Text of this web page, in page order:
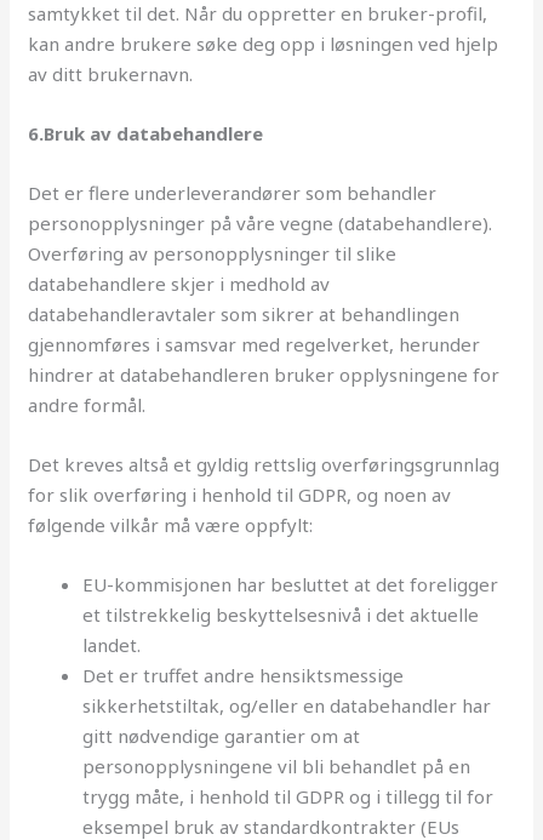
samtykket til det. Når du oppretter en bruker-profil,
kan andre brukere søke deg opp i løsningen ved hjelp
av ditt brukernavn.
6.Bruk av databehandlere
Det er flere underleverandører som behandler
personopplysninger på våre vegne (databehandlere).
Overføring av personopplysninger til slike
databehandlere skjer i medhold av
databehandleravtaler som sikrer at behandlingen
gjennomføres i samsvar med regelverket, herunder
hindrer at databehandleren bruker opplysningene for
andre formål.
Det kreves altså et gyldig rettslig overføringsgrunnlag
for slik overføring i henhold til GDPR, og noen av
følgende vilkår må være oppfylt:
EU-kommisjonen har besluttet at det foreligger
et tilstrekkelig beskyttelsesnivå i det aktuelle
landet.
Det er truffet andre hensiktsmessige
sikkerhetstiltak, og/eller en databehandler har
gitt nødvendige garantier om at
personopplysningene vil bli behandlet på en
trygg måte, i henhold til GDPR og i tillegg til for
eksempel bruk av standardkontrakter (EUs